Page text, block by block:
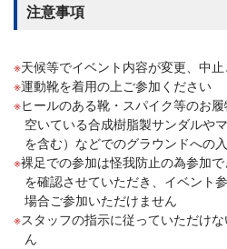
注意事項
天候等でイベント内容が変更、中
運動靴を着用の上ご参加ください
ヒールのある靴・スパイク等のお
空いている合成樹脂製サンダルや
を含む）などでのグラウンドへの
裸足での参加は怪我防止の為参加
を確認させていただき、イベント
場合ご参加いただけません
スタッフの指示に従っていただけ
ん